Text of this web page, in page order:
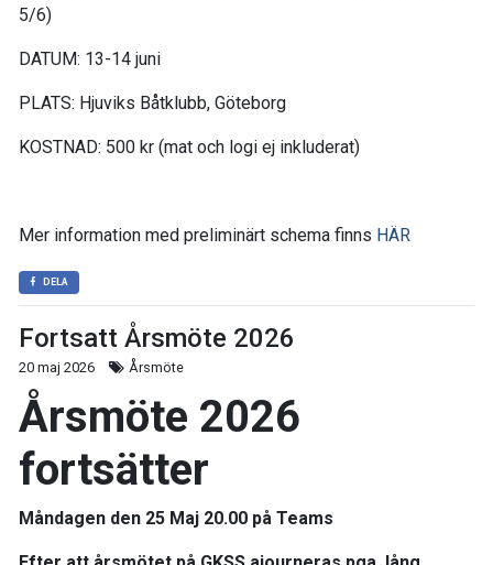
5/6)
DATUM: 13-14 juni
PLATS: Hjuviks Båtklubb, Göteborg
KOSTNAD: 500 kr (mat och logi ej inkluderat)
Mer information med preliminärt schema finns HÄR
DELA
Fortsatt Årsmöte 2026
20 maj 2026 Årsmöte
Årsmöte 2026
fortsätter
Måndagen den 25 Maj 20.00 på Teams